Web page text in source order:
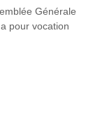
Générale
pour vocation